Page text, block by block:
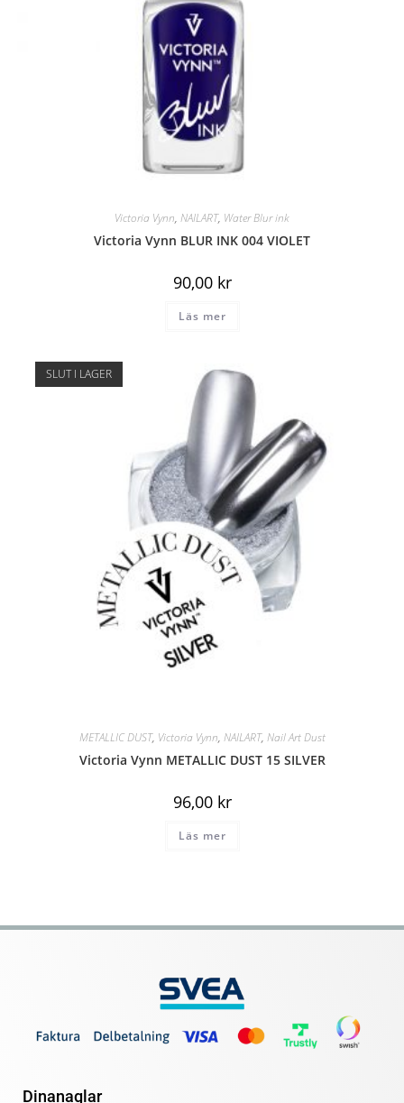
Victoria Vynn, NAILART, Water Blur ink
Victoria Vynn BLUR INK 004 VIOLET
90,00 kr
Läs mer
SLUT I LAGER
METALLIC DUST, Victoria Vynn, NAILART, Nail Art Dust
Victoria Vynn METALLIC DUST 15 SILVER
96,00 kr
Läs mer
Dinanaglar